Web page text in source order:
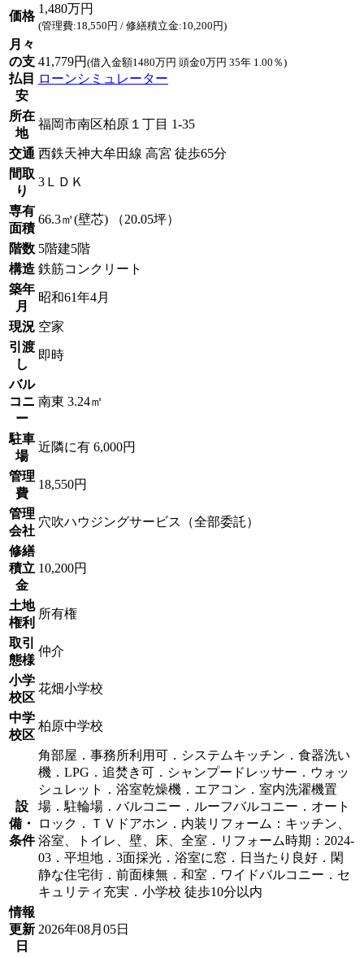
価格
1,480万円
(管理費:18,550円 / 修繕積立金:10,200円)
月々
の支
払目
安
41,779円 (借入金額1480万円 頭金0万円 35年 1.00％)
ローンシミュレーター
所在
地
福岡市南区柏原１丁目 1-35
交通 西鉄天神大牟田線 高宮 徒歩65分
間取
り
3ＬＤＫ
専有
面積
66.3㎡(壁芯) （20.05坪）
階数 5階建5階
構造 鉄筋コンクリート
築年
月
昭和61年4月
現況 空家
引渡
し
即時
バル
コニ
ー
南東 3.24㎡
駐車
場
近隣に有 6,000円
管理
費
18,550円
管理
会社
穴吹ハウジングサービス（全部委託）
修繕
積立
金
10,200円
土地
権利
所有権
取引
態様
仲介
小学
校区
花畑小学校
中学
校区
柏原中学校
設
備・
条件
角部屋．事務所利用可．システムキッチン．食器洗い
機．LPG．追焚き可．シャンプードレッサー．ウォッ
シュレット．浴室乾燥機．エアコン．室内洗濯機置
場．駐輪場．バルコニー．ルーフバルコニー．オート
ロック．ＴＶドアホン．内装リフォーム：キッチン、
浴室、トイレ、壁、床、全室．リフォーム時期：2024-
03．平坦地．3面採光．浴室に窓．日当たり良好．閑
静な住宅街．前面棟無．和室．ワイドバルコニー．セ
キュリティ充実．小学校 徒歩10分以内
情報
更新
日
2026年08月05日